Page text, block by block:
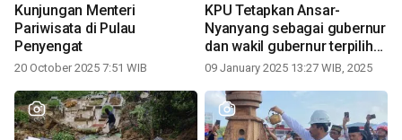
Kunjungan Menteri
Pariwisata di Pulau
Penyengat
20 October 2025 7:51 WIB
KPU Tetapkan Ansar-
Nyanyang sebagai gubernur
dan wakil gubernur terpilih
periode 2025-2030
09 January 2025 13:27 WIB, 2025